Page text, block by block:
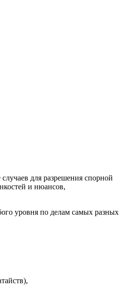
для разрешения спорной
и нюансов,
уровня по делам самых разных